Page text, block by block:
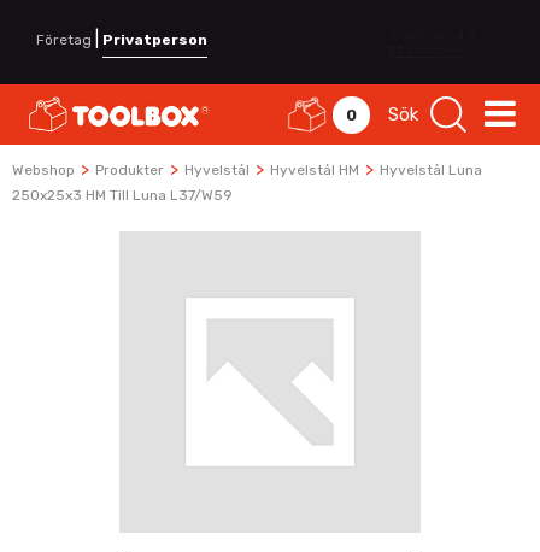
Företag Privatperson
0 Sök
Webshop > Produkter > Hyvelstål > Hyvelstål HM > Hyvelstål Luna
250x25x3 HM Till Luna L37/W59